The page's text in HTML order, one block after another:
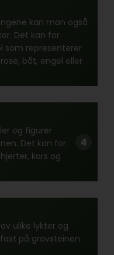
kan man også
Det kan for
representerer
båt, engel eller
og figurer
Det kan for
kors og
ulike lykter og
på gravsteinen